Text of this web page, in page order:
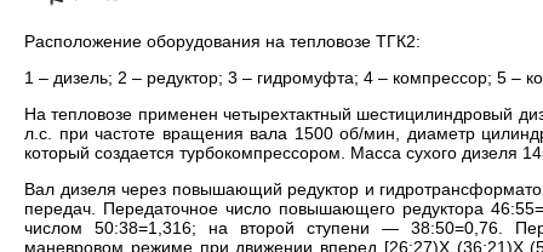
Расположение оборудования на тепловозе ТГК2:
1 – дизель; 2 – редуктор; 3 – гидромуфта; 4 – компрессор; 5 –
На тепловозе применен четырехтактный шестицилиндровый
л.с. при частоте вращения вала 1500 об/мин, диаметр
который создается турбокомпрессором. Масса сухого дизеля
Вал дизеля через повышающий редуктор и
передач. Передаточное число повышающего редуктора
числом 50:38=1,316; на второй ступени — 38:50=0,76.
маневровом режиме при движении вперед [26:27)Х